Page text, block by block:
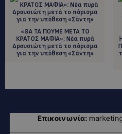
«ΘΑ ΤΑ ΠΟΥΜΕ ΜΕΤΑ ΤΟ
ΚΡΑΤΟΣ ΜΑΦΙΑ»: Νέα πυρά
Δρουσιώτη μετά το πόρισμα
για την υπόθεση «Σάντη»
Επικοινωνία: